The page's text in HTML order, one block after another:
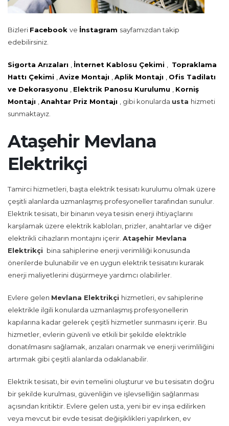
Bizleri Facebook ve İnstagram sayfamızdan takip
edebilirsiniz.
Sigorta Arızaları İnternet Kablosu Çekimi
Topraklama
Hattı Çekimi
Avize Montajı Aplik Montajı
Ofis Tadilatı
ve Dekorasyonu
Elektrik Panosu Kurulumu
Korniş
Montajı
Anahtar Priz Montajı , gibi konularda usta hizmeti
sunmaktayız.
Ataşehir Mevlana
Elektrikçi
Tamirci hizmetleri, başta elektrik tesisatı kurulumu olmak üzere
çeşitli alanlarda uzmanlaşmış profesyoneller tarafından sunulur.
Elektrik tesisatı, bir binanın veya tesisin enerji ihtiyaçlarını
karşılamak üzere elektrik kabloları, prizler, anahtarlar ve diğer
elektrikli cihazların montajını içerir. Ataşehir Mevlana
Elektrikçi bina sahiplerine enerji verimliliği konusunda
önerilerde bulunabilir ve en uygun elektrik tesisatını kurarak
enerji maliyetlerini düşürmeye yardımcı olabilirler.
Evlere gelen Mevlana Elektrikçi hizmetleri, ev sahiplerine
elektrikle ilgili konularda uzmanlaşmış profesyonellerin
kapılarına kadar gelerek çeşitli hizmetler sunmasını içerir. Bu
hizmetler, evlerin güvenli ve etkili bir şekilde elektrikle
donatılmasını sağlamak, arızaları onarmak ve enerji verimliliğini
artırmak gibi çeşitli alanlarda odaklanabilir.
Elektrik tesisatı, bir evin temelini oluşturur ve bu tesisatın doğru
bir şekilde kurulması, güvenliğin ve işlevselliğin sağlanması
açısından kritiktir. Evlere gelen usta, yeni bir ev inşa edilirken
veya mevcut bir evde tesisat değişiklikleri yapılırken, ev